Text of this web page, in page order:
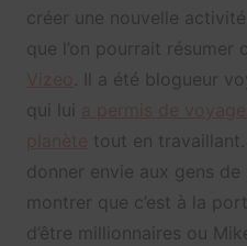
créer une nouvelle
que l’on pourrait résumer
. Il a été blogueur
qui lui
tout en
donner envie aux gens
montrer que c’est à la
d’être millionnaires ou